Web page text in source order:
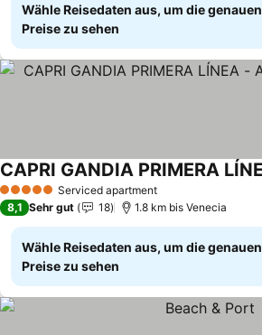
Wähle Reisedaten aus, um die genauen
Preise zu sehen
5 Sterne Serviced apartment
Preise sehen
8,1 Sehr gut 18 1.8 km bis Venecia
Wähle Reisedaten aus, um die genauen
Preise zu sehen